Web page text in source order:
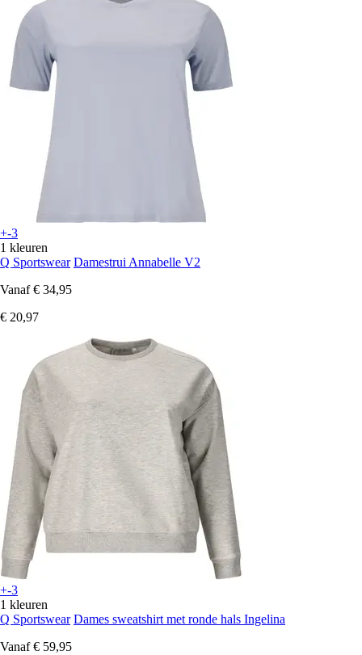
+-3
1 kleuren
Q Sportswear Damestrui Annabelle V2
Vanaf € 34,95
€ 20,97
+-3
1 kleuren
Q Sportswear Dames sweatshirt met ronde hals Ingelina
Vanaf € 59,95